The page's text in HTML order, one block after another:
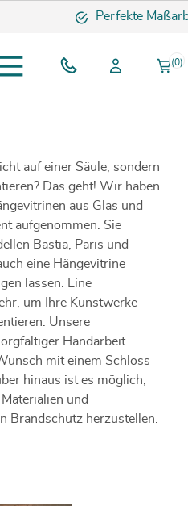
Perfekte
(0)
auf einer Säule, sondern
Das geht! Wir haben
aus Glas und
aufgenommen. Sie
Bastia, Paris und
eine Hängevitrine
lassen. Eine
um Ihre Kunstwerke
Unsere
Handarbeit
mit einem Schloss
hinaus ist es möglich,
und
Brandschutz herzustellen.